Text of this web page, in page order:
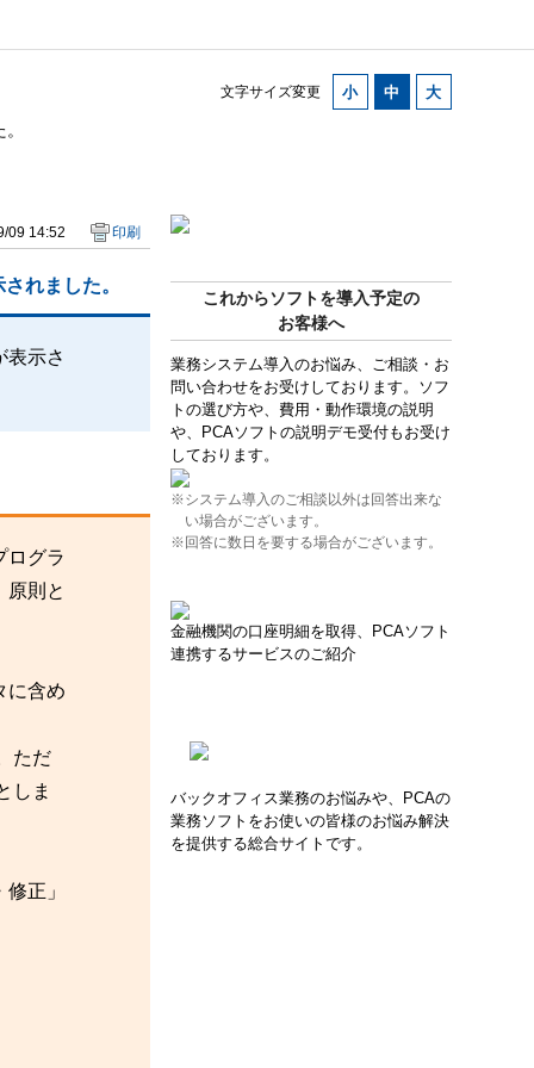
文字サイズ変更
これからソフトを導入予定の
お客様へ
業務システム導入のお悩み、ご相談・お
問い合わせをお受けしております。ソフ
トの選び方や、費用・動作環境の説明
や、PCAソフトの説明デモ受付もお受け
しております。
※システム導入のご相談以外は回答出来な
い場合がございます。
※回答に数日を要する場合がございます。
金融機関の口座明細を取得、PCAソフト
連携するサービスのご紹介
バックオフィス業務のお悩みや、PCAの
業務ソフトをお使いの皆様のお悩み解決
を提供する総合サイトです。
09 14:52 印刷
れました。
表示さ
ログラ
原則と
に含め
ただ
しま
正」